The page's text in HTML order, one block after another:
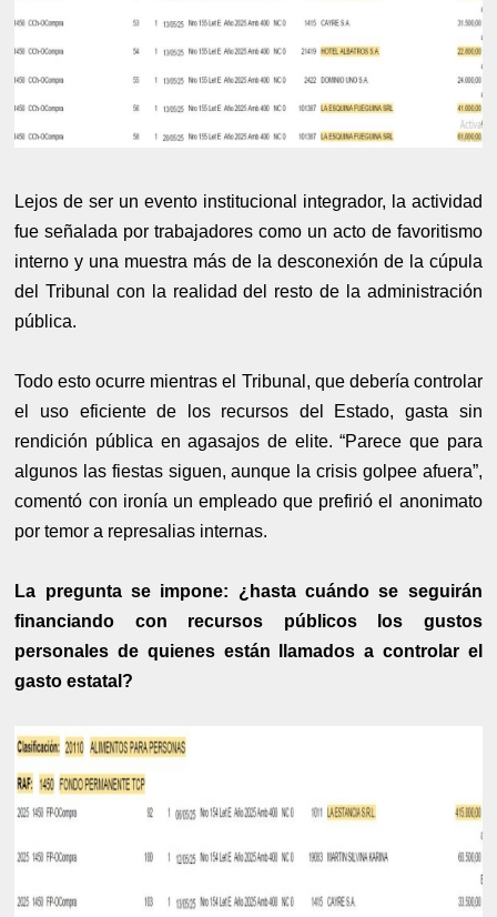
Lejos de ser un evento institucional integrador, la actividad
fue señalada por trabajadores como un acto de favoritismo
interno y una muestra más de la desconexión de la cúpula
del Tribunal con la realidad del resto de la administración
pública.
Todo esto ocurre mientras el Tribunal, que debería controlar
el uso eficiente de los recursos del Estado, gasta sin
rendición pública en agasajos de elite. “Parece que para
algunos las fiestas siguen, aunque la crisis golpee afuera”,
comentó con ironía un empleado que prefirió el anonimato
por temor a represalias internas.
La pregunta se impone: ¿hasta cuándo se seguirán
financiando con recursos públicos los gustos
personales de quienes están llamados a controlar el
gasto estatal?